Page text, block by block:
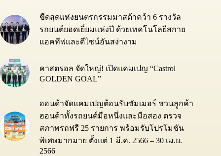
ขีดสุดแห่งยนตรกรรมมาสด้าคว้า 6 รางวัล
รถยนต์ยอดเยี่ยมแห่งปี ด้วยเทคโนโลยีสกาย
แอคทีฟและดีไซน์อันสง่างาม
คาสตรอล จัดใหญ่! เปิดแคมเปญ “Castrol
GOLDEN GOAL”
ฮอนด้าจัดแคมเปญต้อนรับซัมเมอร์ ชวนลูกค้า
ฮอนด้าทั้งรถยนต์มือหนึ่งและมือสอง ตรวจ
สภาพรถฟรี 25 รายการ พร้อมรับโปรโมชัน
พิเศษมากมาย ตั้งแต่ 1 มี.ค. 2566 – 30 เม.ย.
2566